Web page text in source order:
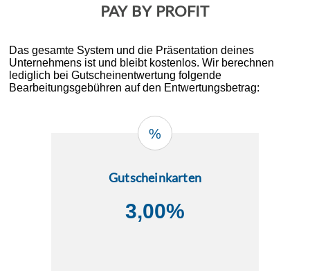
PAY BY PROFIT
Das gesamte System und die Präsentation deines
Unternehmens ist und bleibt kostenlos. Wir berechnen
lediglich bei Gutscheinentwertung folgende
Bearbeitungsgebühren auf den Entwertungsbetrag:
%
Gutscheinkarten
3,00%